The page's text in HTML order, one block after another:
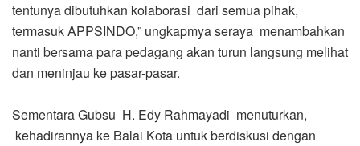
tentunya dibutuhkan kolaborasi dari semua pihak,
termasuk APPSINDO,” ungkapmya seraya menambahkan
nanti bersama para pedagang akan turun langsung melihat
dan meninjau ke pasar-pasar.
Sementara Gubsu H. Edy Rahmayadi menuturkan,
kehadirannya ke Balai Kota untuk berdiskusi dengan